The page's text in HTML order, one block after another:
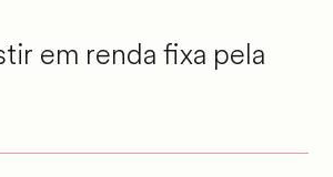
em renda fixa pela